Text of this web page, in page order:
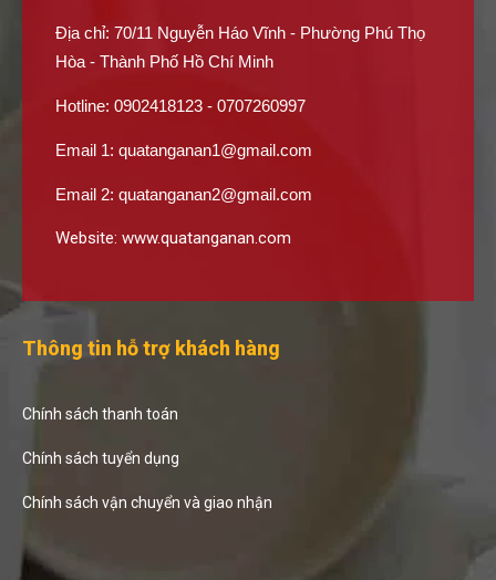
Địa chỉ: 70/11 Nguyễn Háo Vĩnh - Phường Phú Thọ
Hòa - Thành Phố Hồ Chí Minh
Hotline: 0902418123 - 0707260997
Email 1: quatanganan1@gmail.com
Email 2: quatanganan2@gmail.com
Website: www.quatanganan.com
Thông tin hỗ trợ khách hàng
Chính sách thanh toán
Chính sách tuyển dụng
Chính sách vận chuyển và giao nhận